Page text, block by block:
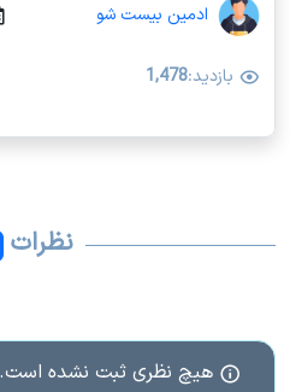
ادمین بیست شو
بازدید:1,478
نظرات
هیچ نظری ثبت نشده است.